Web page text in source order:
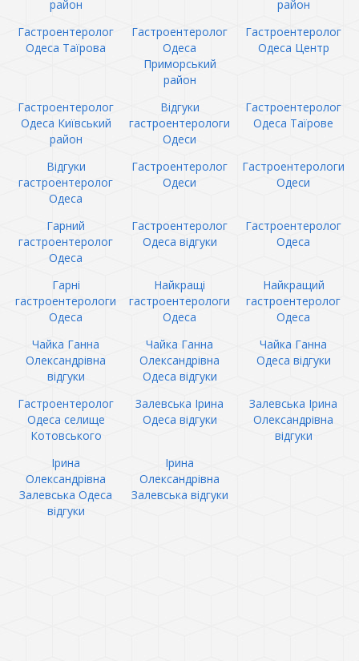
район
район
Гастроентеролог
Одеса Таїрова
Гастроентеролог
Одеса
Приморський
район
Гастроентеролог
Одеса Центр
Гастроентеролог
Одеса Київський
район
Відгуки
гастроентерологи
Одеси
Гастроентеролог
Одеса Таїрове
Відгуки
гастроентеролог
Одеса
Гастроентеролог
Одеси
Гастроентерологи
Одеси
Гарний
гастроентеролог
Одеса
Гастроентеролог
Одеса відгуки
Гастроентеролог
Одеса
Гарні
гастроентерологи
Одеса
Найкращі
гастроентерологи
Одеса
Найкращий
гастроентеролог
Одеса
Чайка Ганна
Олександрівна
відгуки
Чайка Ганна
Олександрівна
Одеса відгуки
Чайка Ганна
Одеса відгуки
Гастроентеролог
Одеса селище
Котовського
Залевська Ірина
Одеса відгуки
Залевська Ірина
Олександрівна
відгуки
Ірина
Олександрівна
Залевська Одеса
відгуки
Ірина
Олександрівна
Залевська відгуки